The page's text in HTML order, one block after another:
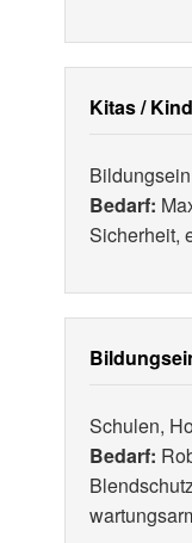
Kitas /
Bedarf:
Sicherheit,
Schulen,
Bedarf: